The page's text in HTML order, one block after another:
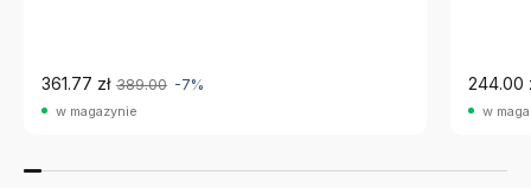
361.77 zł 389.00 -7%
w magazynie
244.00
w